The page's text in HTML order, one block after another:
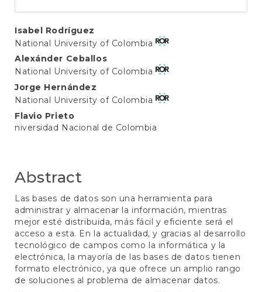
Main
Article
Content
Isabel Rodríguez
National University of Colombia
Alexánder Ceballos
National University of Colombia
Jorge Hernández
National University of Colombia
Flavio Prieto
niversidad Nacional de Colombia
Abstract
Las bases de datos son una herramienta para
administrar y almacenar la información, mientras
mejor esté distribuida, más fácil y eficiente será el
acceso a esta. En la actualidad, y gracias al desarrollo
tecnológico de campos como la informática y la
electrónica, la mayoría de las bases de datos tienen
formato electrónico, ya que ofrece un amplio rango
de soluciones al problema de almacenar datos.